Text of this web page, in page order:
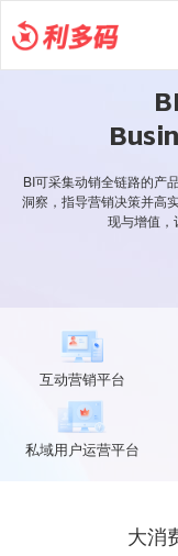
BI可采集动销全链路的产
洞察，指导营销决策并高
现与增值，
互动营销平台
私域用户运营平台
大消